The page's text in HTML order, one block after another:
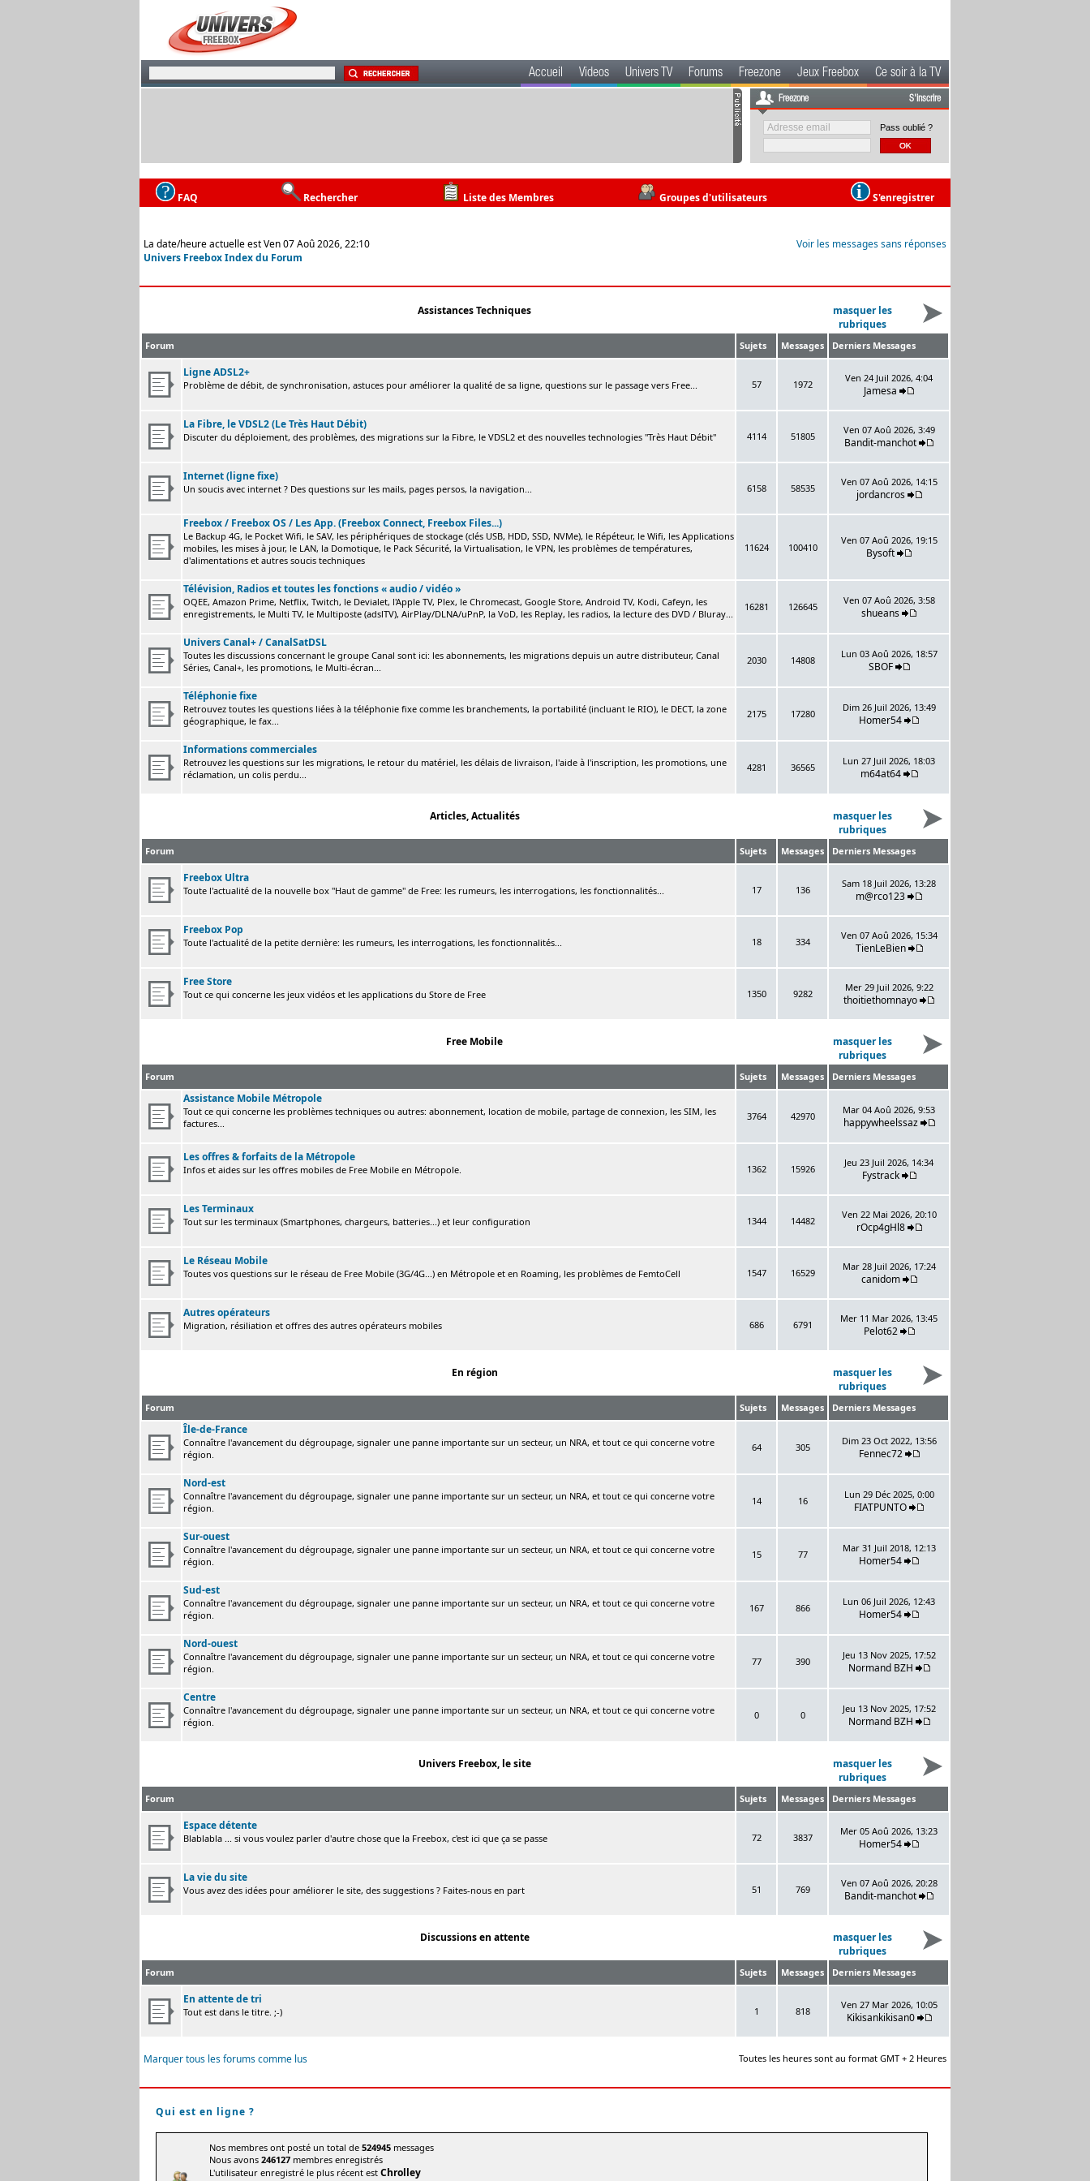
Accueil Videos Univers TV Forums Freezone Jeux Freebox Ce soir à la TV
Freezone S'inscrire
Pass oublié ?
FAQ Rechercher Liste des Membres Groupes d'utilisateurs S'enregistrer
La date/heure actuelle est Ven 07 Aoû 2026, 22:10
Univers Freebox Index du Forum
Voir les messages sans réponses
Assistances Techniques
masquer les
rubriques
Forum Sujets Messages Derniers Messages
Ligne ADSL2+
Problème de débit, de synchronisation, astuces pour améliorer la qualité de sa ligne, questions sur le passage vers Free... 57 1972
Ven 24 Juil 2026, 4:04
Jamesa
La Fibre, le VDSL2 (Le Très Haut Débit)
Discuter du déploiement, des problèmes, des migrations sur la Fibre, le VDSL2 et des nouvelles technologies "Très Haut Débit" 4114 51805
Ven 07 Aoû 2026, 3:49
Bandit-manchot
Internet (ligne fixe)
Un soucis avec internet ? Des questions sur les mails, pages persos, la navigation... 6158 58535
Ven 07 Aoû 2026, 14:15
jordancros
Freebox / Freebox OS / Les App. (Freebox Connect, Freebox Files...)
Le Backup 4G, le Pocket Wifi, le SAV, les périphériques de stockage (clés USB, HDD, SSD, NVMe), le Répéteur, le Wifi, les Applications
mobiles, les mises à jour, le LAN, la Domotique, le Pack Sécurité, la Virtualisation, le VPN, les problèmes de températures,
d'alimentations et autres soucis techniques
11624 100410
Ven 07 Aoû 2026, 19:15
Bysoft
Télévision, Radios et toutes les fonctions « audio / vidéo »
OQEE, Amazon Prime, Netflix, Twitch, le Devialet, l'Apple TV, Plex, le Chromecast, Google Store, Android TV, Kodi, Cafeyn, les
enregistrements, le Multi TV, le Multiposte (adslTV), AirPlay/DLNA/uPnP, la VoD, les Replay, les radios, la lecture des DVD / Bluray...
16281 126645
Ven 07 Aoû 2026, 3:58
shueans
Univers Canal+ / CanalSatDSL
Toutes les discussions concernant le groupe Canal sont ici: les abonnements, les migrations depuis un autre distributeur, Canal
Séries, Canal+, les promotions, le Multi-écran...
2030 14808
Lun 03 Aoû 2026, 18:57
SBOF
Téléphonie fixe
Retrouvez toutes les questions liées à la téléphonie fixe comme les branchements, la portabilité (incluant le RIO), le DECT, la zone
géographique, le fax...
2175 17280
Dim 26 Juil 2026, 13:49
Homer54
Informations commerciales
Retrouvez les questions sur les migrations, le retour du matériel, les délais de livraison, l'aide à l'inscription, les promotions, une
réclamation, un colis perdu...
4281 36565
Lun 27 Juil 2026, 18:03
m64at64
Articles, Actualités
masquer les
rubriques
Forum Sujets Messages Derniers Messages
Freebox Ultra
Toute l'actualité de la nouvelle box "Haut de gamme" de Free: les rumeurs, les interrogations, les fonctionnalités... 17 136
Sam 18 Juil 2026, 13:28
m@rco123
Freebox Pop
Toute l'actualité de la petite dernière: les rumeurs, les interrogations, les fonctionnalités... 18 334
Ven 07 Aoû 2026, 15:34
TienLeBien
Free Store
Tout ce qui concerne les jeux vidéos et les applications du Store de Free 1350 9282
Mer 29 Juil 2026, 9:22
thoitiethomnayo
Free Mobile
masquer les
rubriques
Forum Sujets Messages Derniers Messages
Assistance Mobile Métropole
Tout ce qui concerne les problèmes techniques ou autres: abonnement, location de mobile, partage de connexion, les SIM, les
factures...
3764 42970
Mar 04 Aoû 2026, 9:53
happywheelssaz
Les offres & forfaits de la Métropole
Infos et aides sur les offres mobiles de Free Mobile en Métropole. 1362 15926
Jeu 23 Juil 2026, 14:34
Fystrack
Les Terminaux
Tout sur les terminaux (Smartphones, chargeurs, batteries...) et leur configuration 1344 14482
Ven 22 Mai 2026, 20:10
rOcp4gHl8
Le Réseau Mobile
Toutes vos questions sur le réseau de Free Mobile (3G/4G...) en Métropole et en Roaming, les problèmes de FemtoCell 1547 16529
Mar 28 Juil 2026, 17:24
canidom
Autres opérateurs
Migration, résiliation et offres des autres opérateurs mobiles 686 6791
Mer 11 Mar 2026, 13:45
Pelot62
En région
masquer les
rubriques
Forum Sujets Messages Derniers Messages
Île-de-France
Connaître l'avancement du dégroupage, signaler une panne importante sur un secteur, un NRA, et tout ce qui concerne votre
région.
64 305
Dim 23 Oct 2022, 13:56
Fennec72
Nord-est
Connaître l'avancement du dégroupage, signaler une panne importante sur un secteur, un NRA, et tout ce qui concerne votre
région.
14 16
Lun 29 Déc 2025, 0:00
FIATPUNTO
Sur-ouest
Connaître l'avancement du dégroupage, signaler une panne importante sur un secteur, un NRA, et tout ce qui concerne votre
région.
15 77
Mar 31 Juil 2018, 12:13
Homer54
Sud-est
Connaître l'avancement du dégroupage, signaler une panne importante sur un secteur, un NRA, et tout ce qui concerne votre
région.
167 866
Lun 06 Juil 2026, 12:43
Homer54
Nord-ouest
Connaître l'avancement du dégroupage, signaler une panne importante sur un secteur, un NRA, et tout ce qui concerne votre
région.
77 390
Jeu 13 Nov 2025, 17:52
Normand BZH
Centre
Connaître l'avancement du dégroupage, signaler une panne importante sur un secteur, un NRA, et tout ce qui concerne votre
région.
0 0
Jeu 13 Nov 2025, 17:52
Normand BZH
Univers Freebox, le site
masquer les
rubriques
Forum Sujets Messages Derniers Messages
Espace détente
Blablabla ... si vous voulez parler d'autre chose que la Freebox, c'est ici que ça se passe 72 3837
Mer 05 Aoû 2026, 13:23
Homer54
La vie du site
Vous avez des idées pour améliorer le site, des suggestions ? Faites-nous en part 51 769
Ven 07 Aoû 2026, 20:28
Bandit-manchot
Discussions en attente
masquer les
rubriques
Forum Sujets Messages Derniers Messages
En attente de tri
Tout est dans le titre. ;-) 1 818
Ven 27 Mar 2026, 10:05
Kikisankikisan0
Marquer tous les forums comme lus Toutes les heures sont au format GMT + 2 Heures
Qui est en ligne ?
Nos membres ont posté un total de 524945 messages
Nous avons 246127 membres enregistrés
L'utilisateur enregistré le plus récent est Chrolley